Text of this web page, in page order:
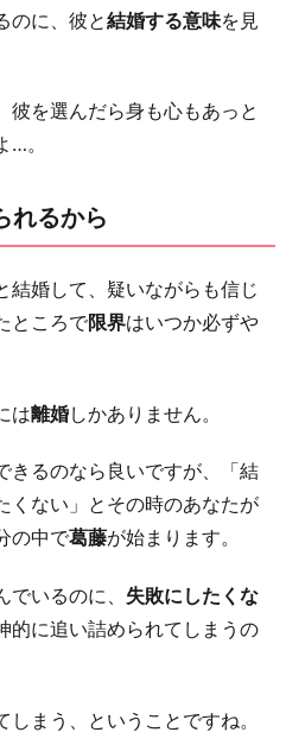
のに、彼と結婚する意味を見
彼を選んだら身も心もあっと
…。
れるから
結婚して、疑いながらも信じ
ところで限界はいつか必ずや
は離婚しかありません。
きるのなら良いですが、「結
くない」とその時のあなたが
の中で葛藤が始まります。
いるのに、 失敗にしたくな
的に追い詰められてしまうの
まう、ということですね。